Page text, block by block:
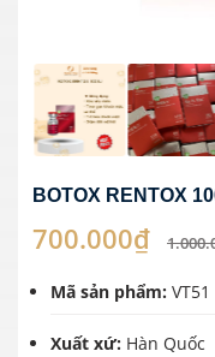
BOTOX RENTOX
700.000₫
Mã sản phẩm: VT51
Xuất xứ: Hàn Quốc